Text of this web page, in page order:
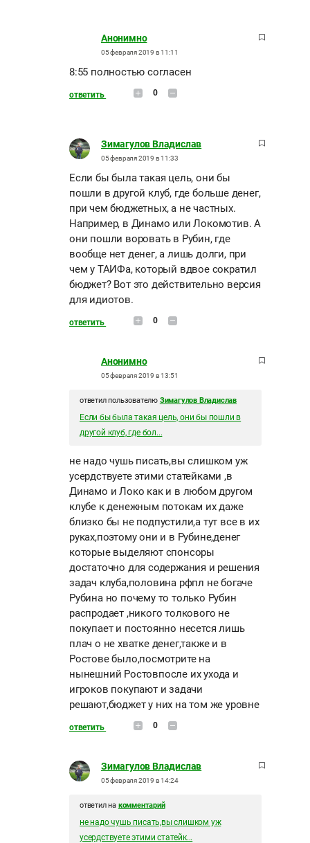
Анонимно
05 февраля 2019 в 11:11
8:55 полностью согласен
ответить 0
Зимагулов Владислав
05 февраля 2019 в 11:33
Если бы была такая цель, они бы
пошли в другой клуб, где больше денег,
при чем бюджетных, а не частных.
Например, в Динамо или Локомотив. А
они пошли воровать в Рубин, где
вообще нет денег, а лишь долги, при
чем у ТАИФа, который вдвое сократил
бюджет? Вот это действительно версия
для идиотов.
ответить 0
Анонимно
05 февраля 2019 в 13:51
ответил пользователю Зимагулов Владислав
Если бы была такая цель, они бы пошли в
другой клуб, где бол...
не надо чушь писать,вы слишком уж
усердствуете этими статейками ,в
Динамо и Локо как и в любом другом
клубе к денежным потокам их даже
близко бы не подпустили,а тут все в их
руках,поэтому они и в Рубине,денег
которые выделяют спонсоры
достаточно для содержания и решения
задач клуба,половина рфпл не богаче
Рубина но почему то только Рубин
распродает ,никого толкового не
покупает и постоянно несется лишь
плач о не хватке денег,также и в
Ростове было,посмотрите на
нынешний Ростовпосле их ухода и
игроков покупают и задачи
решают,бюджет у них на том же уровне
ответить 0
Зимагулов Владислав
05 февраля 2019 в 14:24
ответил на комментарий
не надо чушь писать,вы слишком уж
усердствуете этими статейк...